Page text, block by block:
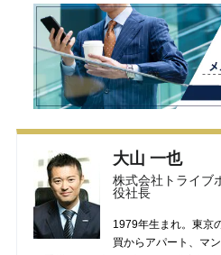
大山 一也
株式会社トライブ
役社長
1979年生まれ。東京
買からアパート、マ